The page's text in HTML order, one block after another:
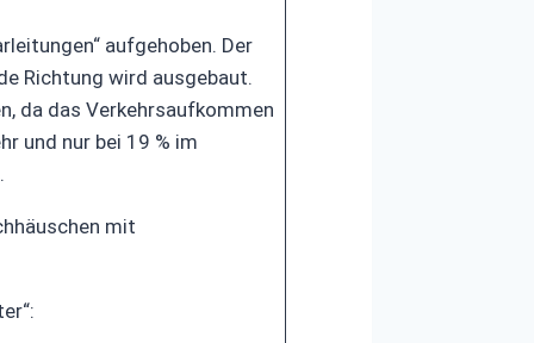
aufgehoben. Der
Richtung wird ausgebaut.
da das Verkehrsaufkommen
und nur bei 19 % im
mit